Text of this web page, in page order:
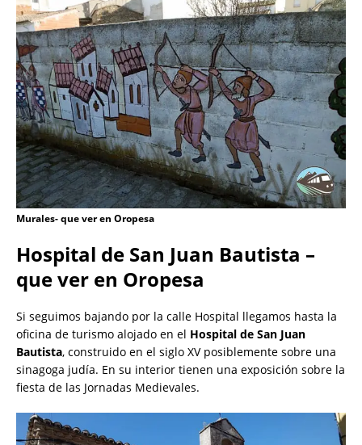
Murales- que ver en Oropesa
Hospital de San Juan Bautista –
que ver en Oropesa
Si seguimos bajando por la calle Hospital llegamos hasta la
oficina de turismo alojado en el Hospital de San Juan
Bautista, construido en el siglo XV posiblemente sobre una
sinagoga judía. En su interior tienen una exposición sobre la
fiesta de las Jornadas Medievales.